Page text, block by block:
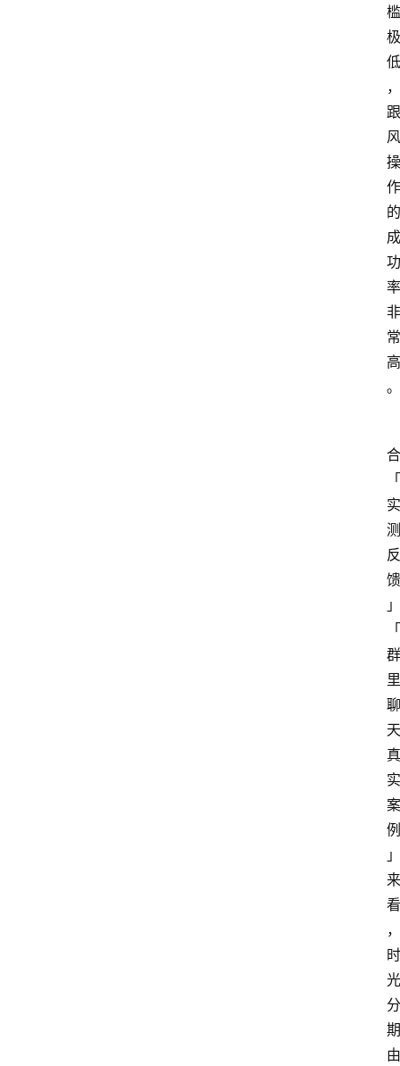
槛
极
低
，
跟
风
操
作
的
成
功
率
非
常
高
。
合
「
实
测
反
馈
」
「
群
里
聊
天
真
实
案
例
」
来
看
，
时
光
分
期
由